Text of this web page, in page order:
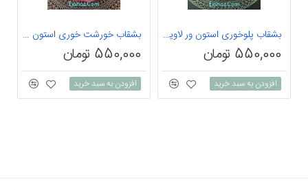
بشقاب پلوخوری استون ور لاویلوکس ترکیه تیفانی صورتی1 عددی
550,000 تومان
افزودن به سبد خرید
بشقاب خورشت خوری استون لاویلوکس ترکیه تیفانی 1 عددی
550,000 تومان
افزودن به سبد خرید